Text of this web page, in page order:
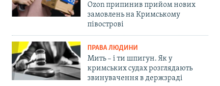
Ozon припинив прийом нових
замовлень на Кримському
півострові
ПРАВА ЛЮДИНИ
Мить – і ти шпигун. Як у
кримських судах розглядають
звинувачення в держзраді